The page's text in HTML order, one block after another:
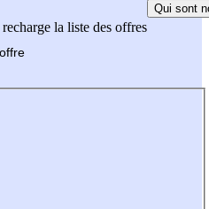
la liste des offres
Qui sont